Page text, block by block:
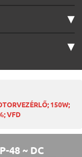
▾
▾
150W;
VFD
48 ~ DC